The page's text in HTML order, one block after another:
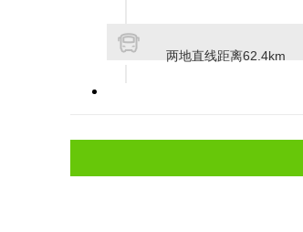
两地直线距离62.4km